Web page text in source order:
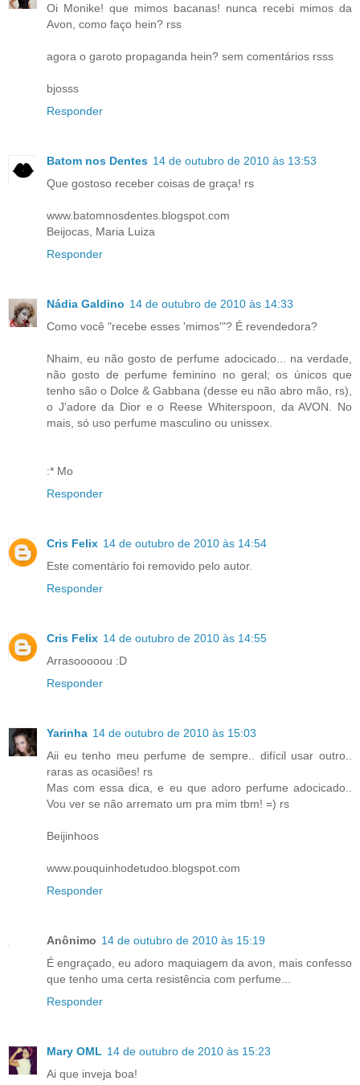
Oi Monike! que mimos bacanas! nunca recebi mimos da
Avon, como faço hein? rss
agora o garoto propaganda hein? sem comentários rsss
bjosss
Responder
Batom nos Dentes 14 de outubro de 2010 às 13:53
Que gostoso receber coisas de graça! rs
www.batomnosdentes.blogspot.com
Beijocas, Maria Luiza
Responder
Nádia Galdino 14 de outubro de 2010 às 14:33
Como você "recebe esses 'mimos'"? É revendedora?
Nhaim, eu não gosto de perfume adocicado... na verdade,
não gosto de perfume feminino no geral; os únicos que
tenho são o Dolce & Gabbana (desse eu não abro mão, rs),
o J'adore da Dior e o Reese Whiterspoon, da AVON. No
mais, só uso perfume masculino ou unissex.
:* Mo
Responder
Cris Felix 14 de outubro de 2010 às 14:54
Este comentário foi removido pelo autor.
Responder
Cris Felix 14 de outubro de 2010 às 14:55
Arrasooooou :D
Responder
Yarinha 14 de outubro de 2010 às 15:03
Aii eu tenho meu perfume de sempre.. difícil usar outro..
raras as ocasiões! rs
Mas com essa dica, e eu que adoro perfume adocicado..
Vou ver se não arremato um pra mim tbm! =) rs
Beijinhoos
www.pouquinhodetudoo.blogspot.com
Responder
Anônimo 14 de outubro de 2010 às 15:19
É engraçado, eu adoro maquiagem da avon, mais confesso
que tenho uma certa resistência com perfume...
Responder
Mary OML 14 de outubro de 2010 às 15:23
Ai que inveja boa!